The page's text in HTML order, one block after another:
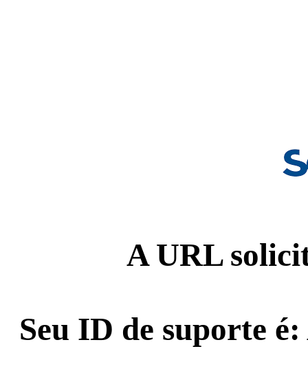
A URL
Seu ID de suporte